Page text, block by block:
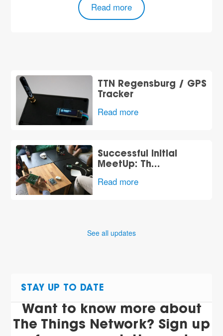
Read more
TTN Regensburg / GPS
Tracker
Read more
Successful initial
MeetUp: Th…
Read more
See all updates
STAY UP TO DATE
Want to know more about
The Things Network? Sign up